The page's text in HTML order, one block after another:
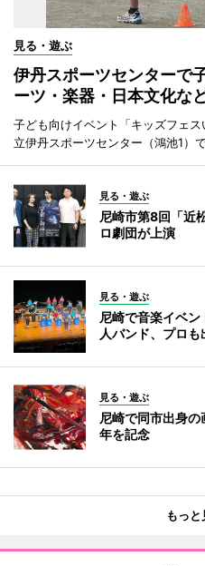
見る・遊ぶ
伊丹スポーツセンター
ーツ・楽器・日本文化な
子ども向けイベント「キッズフェ
立伊丹スポーツセンター（鴻池1）
見る・遊ぶ
尼崎市第8回「近
ロ劇団が上演
見る・遊ぶ
尼崎で音楽イベ
人バンド、プロも
見る・遊ぶ
尼崎で同市出身
年を記念
もっと